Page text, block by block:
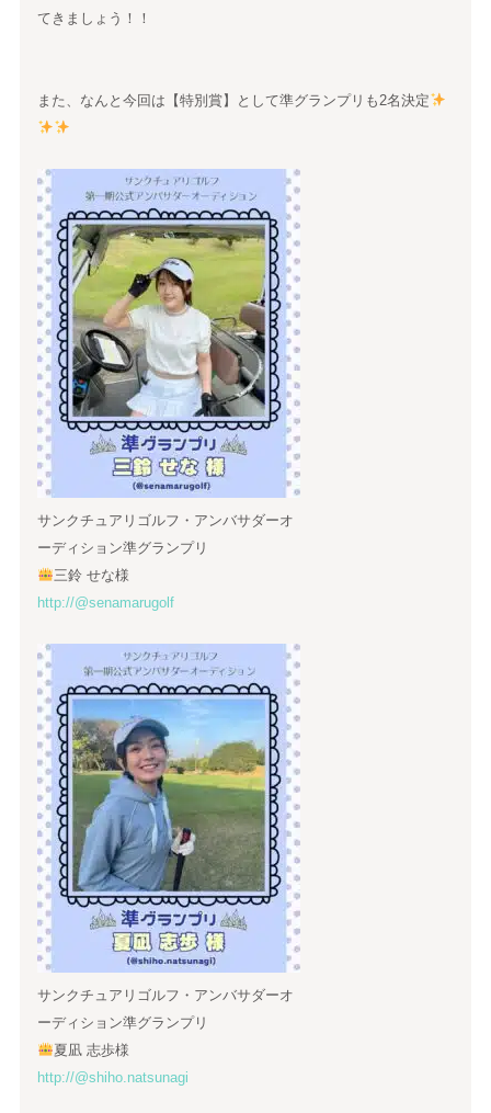
てきましょう！！
また、なんと今回は【特別賞】として準グランプリも2名決定
サンクチュアリゴルフ・アンバサダーオ
ーディション準グランプリ
三鈴 せな様
http://@senamarugolf
サンクチュアリゴルフ・アンバサダーオ
ーディション準グランプリ
夏凪 志歩様
http://@shiho.natsunagi